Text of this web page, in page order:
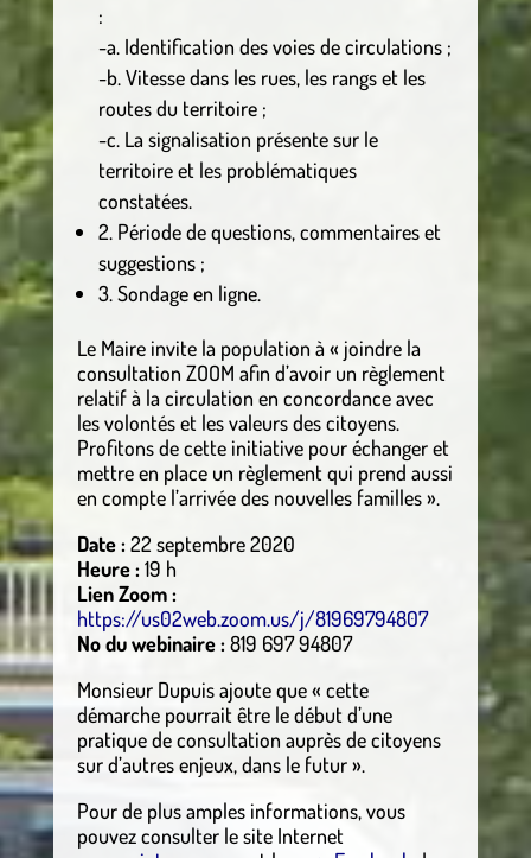
:
-a. Identification des voies de circulations ;
-b. Vitesse dans les rues, les rangs et les
routes du territoire ;
-c. La signalisation présente sur le
territoire et les problématiques
constatées.
2. Période de questions, commentaires et
suggestions ;
3. Sondage en ligne.
Le Maire invite la population à « joindre la
consultation ZOOM afin d’avoir un règlement
relatif à la circulation en concordance avec
les volontés et les valeurs des citoyens.
Profitons de cette initiative pour échanger et
mettre en place un règlement qui prend aussi
en compte l’arrivée des nouvelles familles ».
Date :22 septembre 2020
Heure :19 h
Lien Zoom :
https://us02web.zoom.us/j/81969794807
No du webinaire :819 697 94807
Monsieur Dupuis ajoute que « cette
démarche pourrait être le début d’une
pratique de consultation auprès de citoyens
sur d’autres enjeux, dans le futur ».
Pour de plus amples informations, vous
pouvez consulter le site Internet